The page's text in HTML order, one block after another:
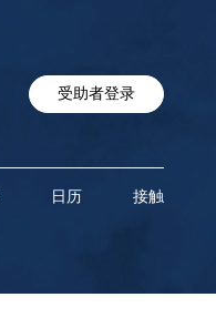
受助者登录
日历 接触